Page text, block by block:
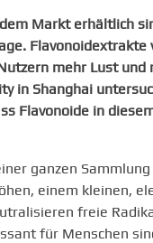
Markt erhältlich
mehr Lust
in Shanghai
Flavonoide in
ganzen
einem kleinen,
freie
für Menschen